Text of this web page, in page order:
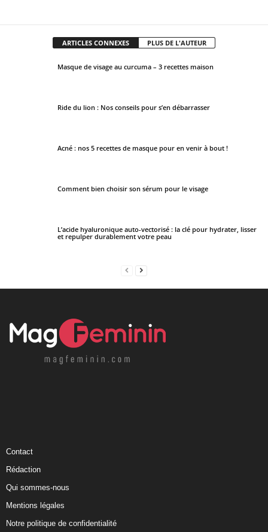
ARTICLES CONNEXES PLUS DE L'AUTEUR
Masque de visage au curcuma – 3 recettes maison
Ride du lion : Nos conseils pour s’en débarrasser
Acné : nos 5 recettes de masque pour en venir à bout !
Comment bien choisir son sérum pour le visage
L’acide hyaluronique auto-vectorisé : la clé pour hydrater, lisser
et repulper durablement votre peau
Contact
Rédaction
Qui sommes-nous
Mentions légales
Notre politique de confidentialité